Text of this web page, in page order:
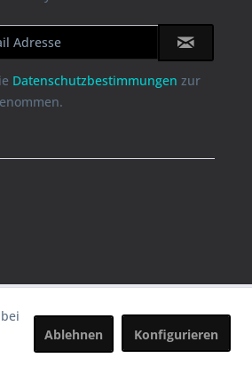
Datenschutzbestimmungen zur
Ablehnen Konfigurieren